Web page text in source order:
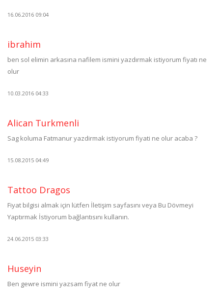
16.06.2016 09:04
ibrahim
ben sol elimin arkasına nafilem ismini yazdırmak istiyorum fiyatı ne
olur
10.03.2016 04:33
Alican Turkmenli
Sag koluma Fatmanur yazdirmak istiyorum fiyati ne olur acaba ?
15.08.2015 04:49
Tattoo Dragos
Fiyat bilgisi almak için lütfen İletişim sayfasını veya Bu Dövmeyi
Yaptırmak İstiyorum bağlantısını kullanın.
24.06.2015 03:33
Huseyin
Ben gewre ismini yazsam fiyat ne olur